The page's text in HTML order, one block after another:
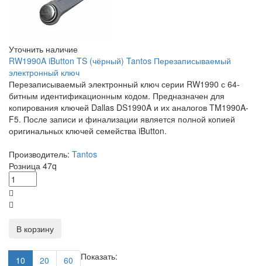
Уточнить наличие
RW1990A iButton TS (чёрный) Tantos Перезаписываемый
электронный ключ
Перезаписываемый электронный ключ серии RW1990 с 64-
битным идентификационным кодом. Предназначен для
копирования ключей Dallas DS1990A и их аналогов TM1990A-
F5. После записи и финализации является полной копией
оригинальных ключей семейства iButton.
Производитель: Tantos
Розница 47q
В корзину
Показать:
10 20 60